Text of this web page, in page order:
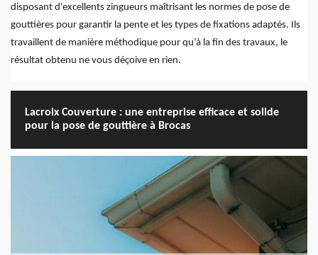
disposant d'excellents zingueurs maîtrisant les normes de pose de
gouttières pour garantir la pente et les types de fixations adaptés. Ils
travaillent de manière méthodique pour qu’à la fin des travaux, le
résultat obtenu ne vous déçoive en rien.
Lacroix Couverture : une entreprise efficace et solide
pour la pose de gouttière à Brocas